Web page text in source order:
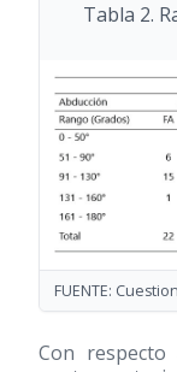
Tabla 2.
FUENTE:
Con